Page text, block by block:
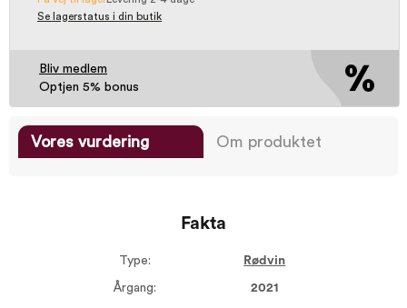
Se lagerstatus i din butik
Bliv medlem
Optjen 5% bonus
Vores vurdering Om produktet
Fakta
Type: Rødvin
Årgang: 2021